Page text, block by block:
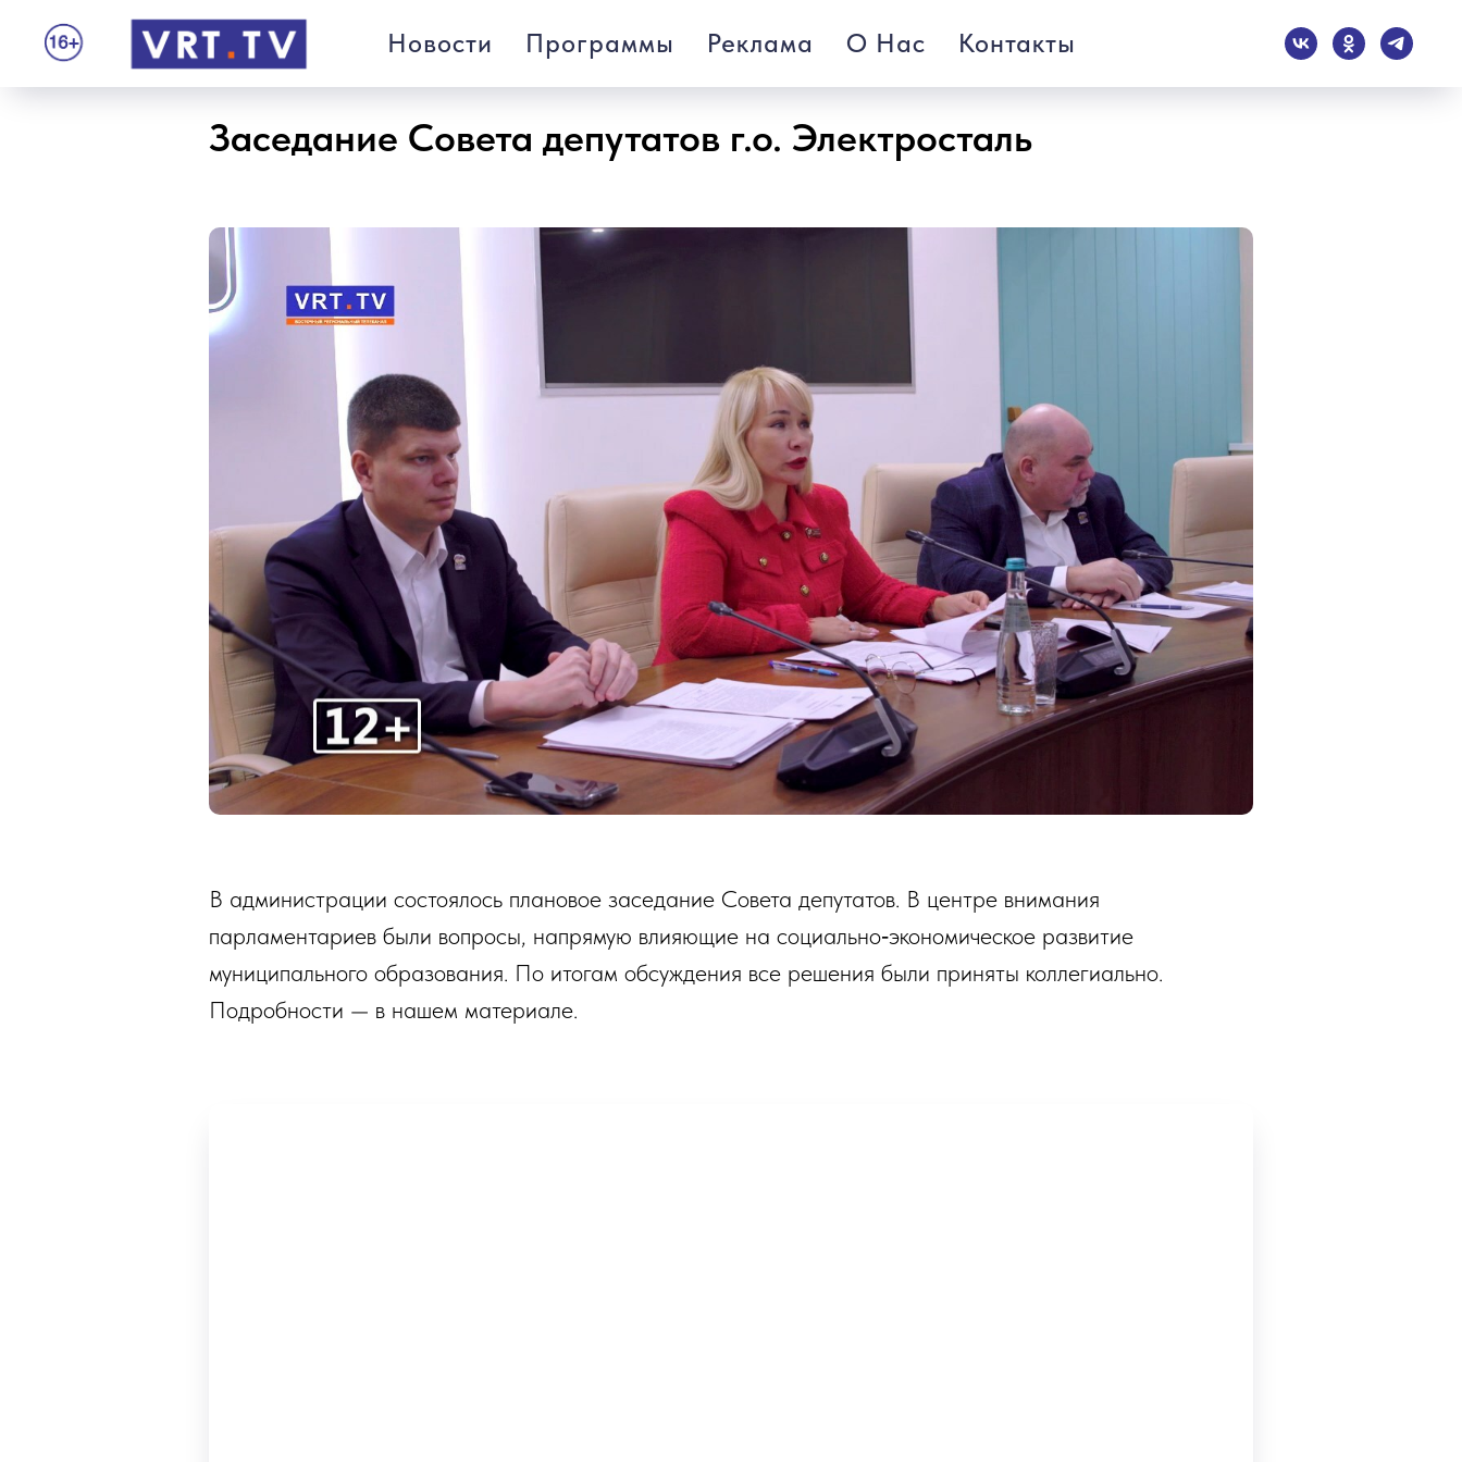
Новости Программы Реклама О Нас Контакты
Заседание Совета депутатов г.о. Электросталь
В администрации состоялось плановое заседание Совета депутатов. В центре внимания
парламентариев были вопросы, напрямую влияющие на социально‑экономическое развитие
муниципального образования. По итогам обсуждения все решения были приняты коллегиально.
Подробности — в нашем материале.